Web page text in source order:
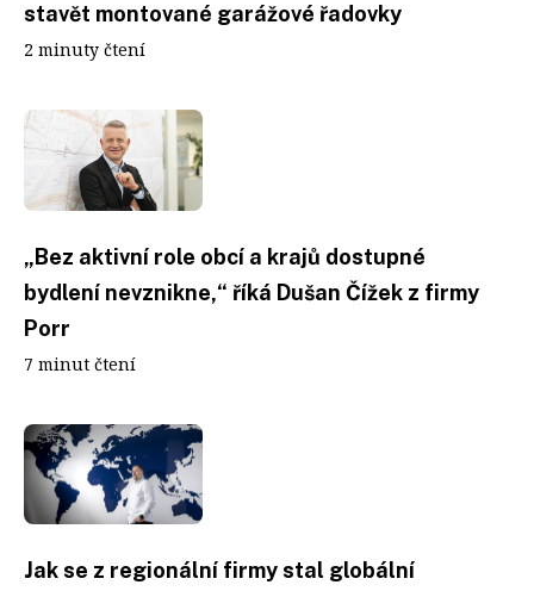
stavět montované garážové řadovky
2 minuty čtení
„Bez aktivní role obcí a krajů dostupné
bydlení nevznikne,“ říká Dušan Čížek z firmy
Porr
7 minut čtení
Jak se z regionální firmy stal globální